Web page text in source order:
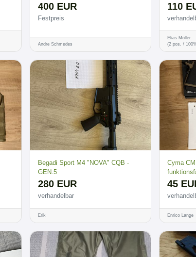
400 EUR
Festpreis
Andre Schmedes
110
Elias Möller
(2 pos. /
Begadi Sport M4 "NOVA" CQB -
GEN.5
280 EUR
verhandelbar
Erik
Cyma
45
Enrico Lange